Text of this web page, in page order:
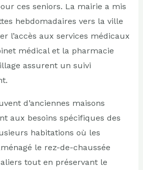
ces seniors. La mairie a mis
hebdomadaires vers la ville
l’accès aux services médicaux
médical et la pharmacie
assurent un suivi
d’anciennes maisons
aux besoins spécifiques des
habitations où les
le rez-de-chaussée
tout en préservant le